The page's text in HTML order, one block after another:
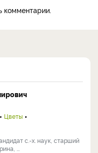
комментарии.
Цветы
с.-х. наук, старший
...